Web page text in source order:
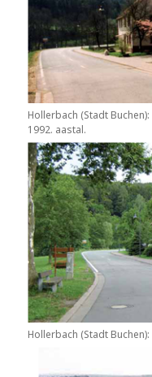
Hollerbach (Stadt
1992. aastal.
Hollerbach (Stadt